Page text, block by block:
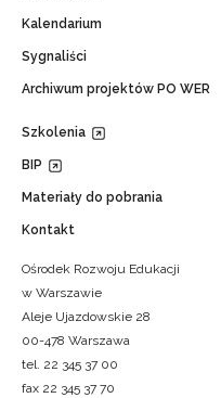
Kalendarium
Sygnaliści
Archiwum projektów PO WER
Szkolenia
BIP
Materiały do pobrania
Kontakt
Ośrodek Rozwoju Edukacji
w Warszawie
Aleje Ujazdowskie 28
00-478 Warszawa
tel. 22 345 37 00
fax 22 345 37 70